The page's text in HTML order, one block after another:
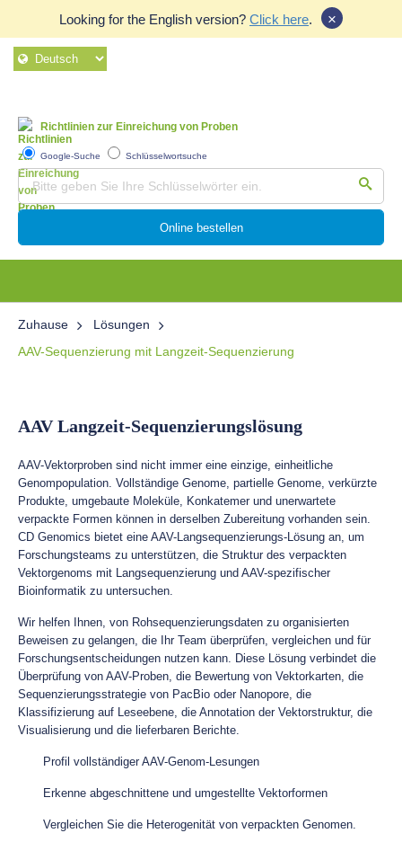
Looking for the English version? Click here. ×
Richtlinien zur Einreichung von Proben
Google-Suche Schlüsselwortsuche
Online bestellen
Zuhause
Lösungen
AAV-Sequenzierung mit Langzeit-Sequenzierung
AAV Langzeit-Sequenzierungslösung
AAV-Vektorproben sind nicht immer eine einzige, einheitliche
Genompopulation. Vollständige Genome, partielle Genome, verkürzte
Produkte, umgebaute Moleküle, Konkatemer und unerwartete
verpackte Formen können in derselben Zubereitung vorhanden sein.
CD Genomics bietet eine AAV-Langsequenzierungs-Lösung an, um
Forschungsteams zu unterstützen, die Struktur des verpackten
Vektorgenoms mit Langsequenzierung und AAV-spezifischer
Bioinformatik zu untersuchen.
Wir helfen Ihnen, von Rohsequenzierungsdaten zu organisierten
Beweisen zu gelangen, die Ihr Team überprüfen, vergleichen und für
Forschungsentscheidungen nutzen kann. Diese Lösung verbindet die
Überprüfung von AAV-Proben, die Bewertung von Vektorkarten, die
Sequenzierungsstrategie von PacBio oder Nanopore, die
Klassifizierung auf Leseebene, die Annotation der Vektorstruktur, die
Visualisierung und die lieferbaren Berichte.
Profil vollständiger AAV-Genom-Lesungen
Erkenne abgeschnittene und umgestellte Vektorformen
Vergleichen Sie die Heterogenität von verpackten Genomen.